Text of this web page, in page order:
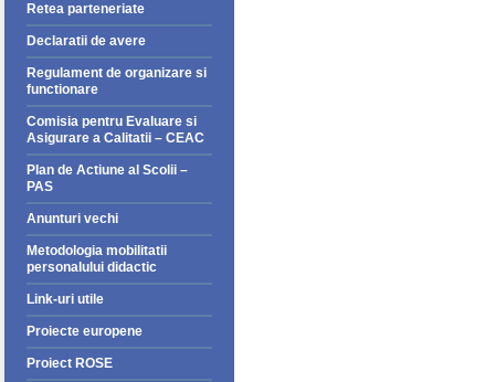
Retea parteneriate
Declaratii de avere
Regulament de organizare si
functionare
Comisia pentru Evaluare si
Asigurare a Calitatii – CEAC
Plan de Actiune al Scolii –
PAS
Anunturi vechi
Metodologia mobilitatii
personalului didactic
Link-uri utile
Proiecte europene
Proiect ROSE